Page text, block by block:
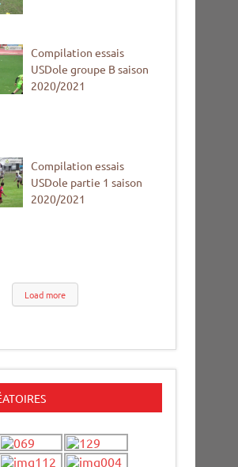
Compilation essais
USDole groupe B saison
2020/2021
Compilation essais
USDole partie 1 saison
2020/2021
Load more